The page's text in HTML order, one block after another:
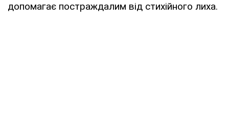
допомагає постраждалим від стихійного лиха.